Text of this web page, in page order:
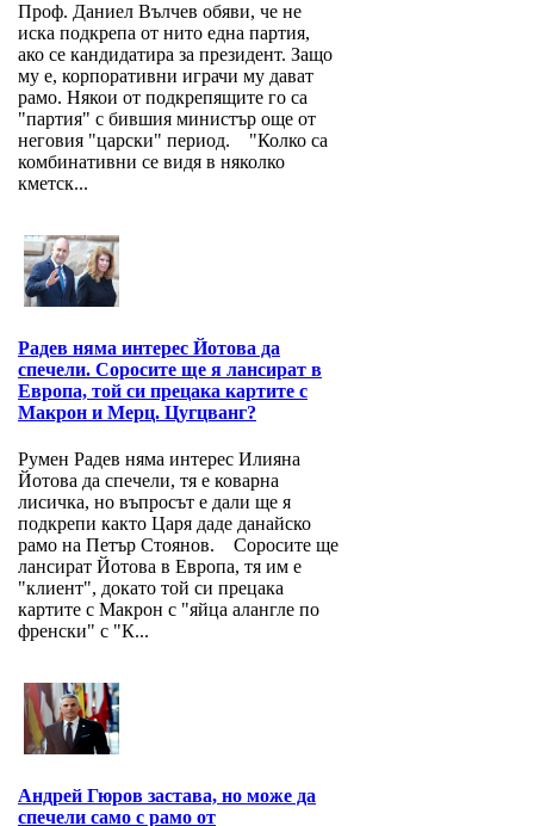
Проф. Даниел Вълчев обяви, че не
иска подкрепа от нито една партия,
ако се кандидатира за президент. Защо
му е, корпоративни играчи му дават
рамо. Някои от подкрепящите го са
"партия" с бившия министър още от
неговия "царски" период. "Колко са
комбинативни се видя в няколко
кметск...
Радев няма интерес Йотова да
спечели. Соросите ще я лансират в
Европа, той си прецака картите с
Макрон и Мерц. Цугцванг?
Румен Радев няма интерес Илияна
Йотова да спечели, тя е коварна
лисичка, но въпросът е дали ще я
подкрепи както Царя даде данайско
рамо на Петър Стоянов. Соросите ще
лансират Йотова в Европа, тя им е
"клиент", докато той си прецака
картите с Макрон с "яйца алангле по
френски" с "К...
Андрей Гюров застава, но може да
спечели само с рамо от